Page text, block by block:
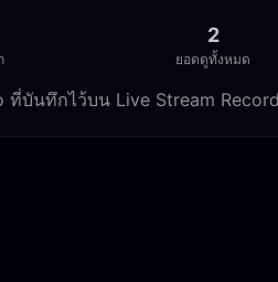
2
ยอดดูทั้งหมด
ที่บันทึกไว้บน Live Stream